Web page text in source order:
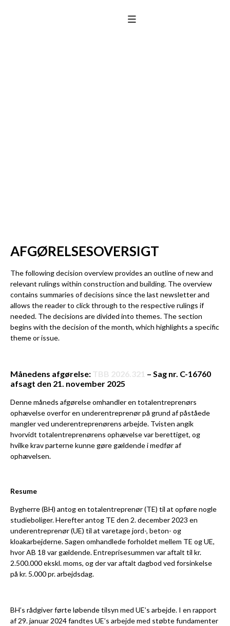
AFGØRELSESOVERSIGT
The following decision overview provides an outline of new and
relevant rulings within construction and building. The overview
contains summaries of decisions since the last newsletter and
allows the reader to click through to the respective rulings if
needed. The decisions are divided into themes. The section
begins with the decision of the month, which highlights a specific
theme or issue.
Månedens afgørelse: TBB 2026.321 – Sag nr. C-16760
afsagt den 21. november 2025
Denne måneds afgørelse omhandler en totalentreprenørs
ophævelse overfor en underentreprenør på grund af påståede
mangler ved underentreprenørens arbejde. Tvisten angik
hvorvidt totalentreprenørens ophævelse var berettiget, og
hvilke krav parterne kunne gøre gældende i medfør af
ophævelsen.
Resume
Bygherre (BH) antog en totalentreprenør (TE) til at opføre nogle
studieboliger. Herefter antog TE den 2. december 2023 en
underentreprenør (UE) til at varetage jord-, beton- og
kloakarbejderne. Sagen omhandlede forholdet mellem TE og UE,
hvor AB 18 var gældende. Entreprisesummen var aftalt til kr.
2.500.000 ekskl. moms, og der var aftalt dagbod ved forsinkelse
på kr. 5.000 pr. arbejdsdag.
BH’s rådgiver førte løbende tilsyn med UE’s arbejde. I en rapport
af 29. januar 2024 fandtes UE’s arbejde med støbte fundamenter